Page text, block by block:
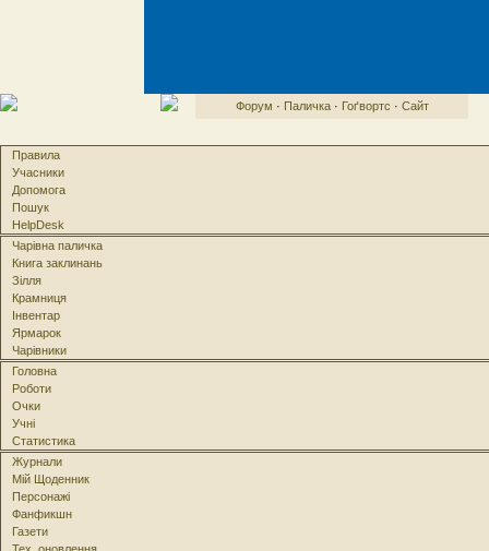
Форум · Паличка· Гоґвортс · Сайт
Правила
Учасники
Допомога
Пошук
HelpDesk
Чарівна паличка
Книга заклинань
Зілля
Крамниця
Інвентар
Ярмарок
Чарівники
Головна
Роботи
Очки
Учні
Статистика
Журнали
Мій Щоденник
Персонажі
Фанфикшн
Газети